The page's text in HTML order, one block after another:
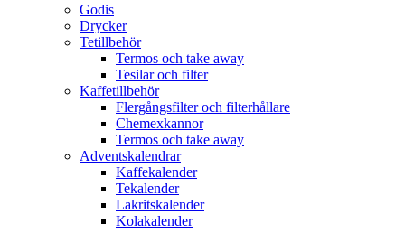
Godis
Drycker
Tetillbehör
Termos och take away
Tesilar och filter
Kaffetillbehör
Flergångsfilter och filterhållare
Chemexkannor
Termos och take away
Adventskalendrar
Kaffekalender
Tekalender
Lakritskalender
Kolakalender